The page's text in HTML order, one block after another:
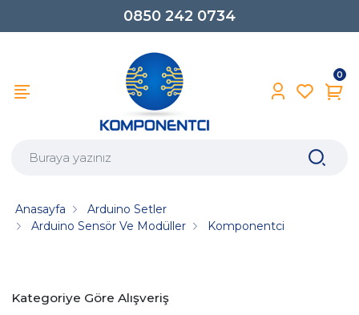
0850 242 0734
0
Anasayfa
Arduino Setler
Arduino Sensör Ve Modüller
Komponentci
Kategoriye Göre Alışveriş